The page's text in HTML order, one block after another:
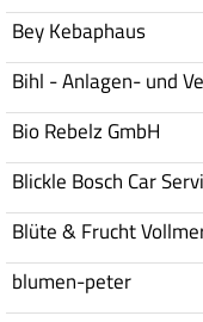
Bey Kebaphaus
Bihl - Anlagen- und
Bio Rebelz GmbH
Blickle Bosch Car
Blüte & Frucht
blumen-peter